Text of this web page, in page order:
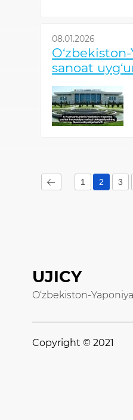
08.01.2026
sanoat
1 2 3
UJICY
O‘zbekiston-
Copyright © 2021